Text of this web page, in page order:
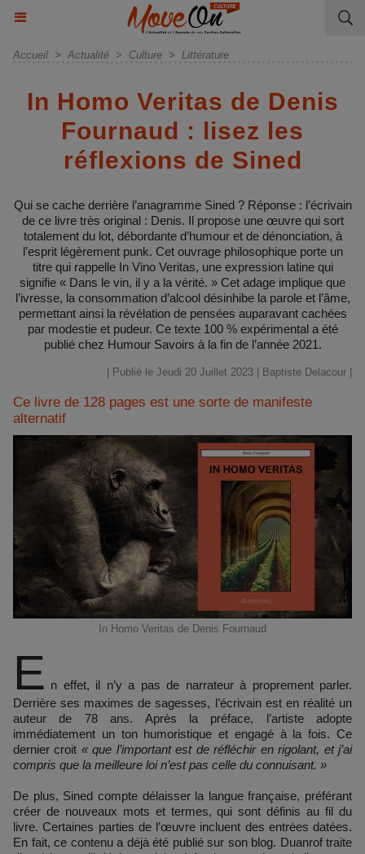
Accueil > Actualité > Culture > Littérature
In Homo Veritas de Denis
Fournaud : lisez les
réflexions de Sined
Qui se cache derrière l’anagramme Sined ? Réponse : l’écrivain
de ce livre très original : Denis. Il propose une œuvre qui sort
totalement du lot, débordante d’humour et de dénonciation, à
l’esprit légèrement punk. Cet ouvrage philosophique porte un
titre qui rappelle In Vino Veritas, une expression latine qui
signifie « Dans le vin, il y a la vérité. » Cet adage implique que
l’ivresse, la consommation d’alcool désinhibe la parole et l’âme,
permettant ainsi la révélation de pensées auparavant cachées
par modestie et pudeur. Ce texte 100 % expérimental a été
publié chez Humour Savoirs à la fin de l’année 2021.
| Publié le Jeudi 20 Juillet 2023 | Baptiste Delacour
Ce livre de 128 pages est une sorte de manifeste
alternatif
In Homo Veritas de Denis Fournaud
E n effet, il n’y a pas de narrateur à proprement parler.
Derrière ses maximes de sagesses, l’écrivain est en réalité un
auteur de 78 ans. Après la préface, l’artiste adopte
immédiatement un ton humoristique et engagé à la fois. Ce
dernier croit « que l’important est de réfléchir en rigolant, et j’ai
compris que la meilleure loi n’est pas celle du connuisant. »
De plus, Sined compte délaisser la langue française, préférant
créer de nouveaux mots et termes, qui sont définis au fil du
livre. Certaines parties de l’œuvre incluent des entrées datées.
En fait, ce contenu a déjà été publié sur son blog. Duanrof traite